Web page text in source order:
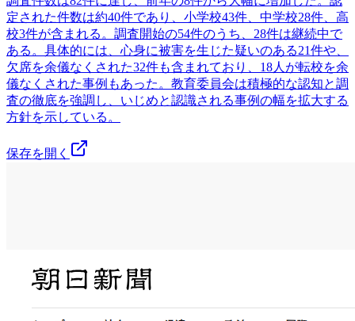
定された件数は約40件であり、小学校43件、中学校28件、高
校3件が含まれる。調査開始の54件のうち、28件は継続中で
ある。具体的には、心身に被害を生じた疑いのある21件や、
欠席を余儀なくされた32件も含まれており、18人が転校を余
儀なくされた事例もあった。教育委員会は積極的な認知と調
査の徹底を強調し、いじめと認識される事例の幅を拡大する
方針を示している。
保存を開く